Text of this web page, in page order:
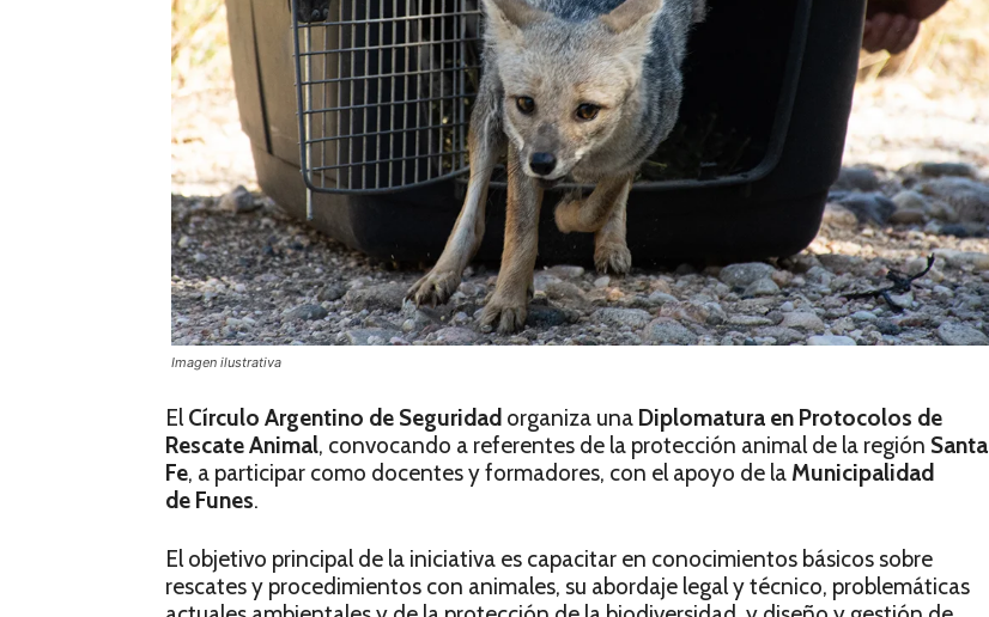
Imagen ilustrativa
El Círculo Argentino de Seguridad organiza una Diplomatura en Protocolos de
Rescate Animal, convocando a referentes de la protección animal de la región Santa
Fe, a participar como docentes y formadores, con el apoyo de la Municipalidad
de Funes.
El objetivo principal de la iniciativa es capacitar en conocimientos básicos sobre
rescates y procedimientos con animales, su abordaje legal y técnico, problemáticas